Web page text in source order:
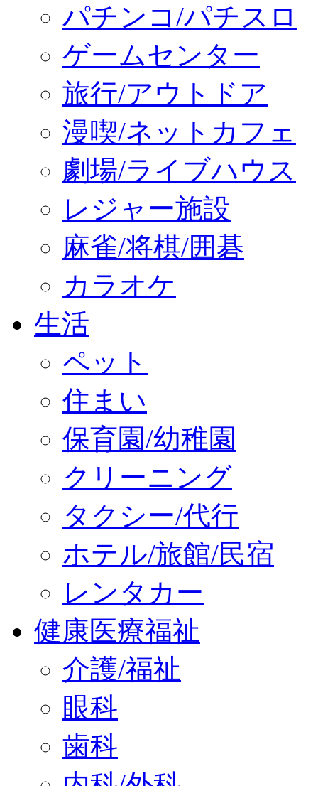
パチンコ/パチスロ
ゲームセンター
旅行/アウトドア
漫喫/ネットカフェ
劇場/ライブハウス
レジャー施設
麻雀/将棋/囲碁
カラオケ
生活
ペット
住まい
保育園/幼稚園
クリーニング
タクシー/代行
ホテル/旅館/民宿
レンタカー
健康医療福祉
介護/福祉
眼科
歯科